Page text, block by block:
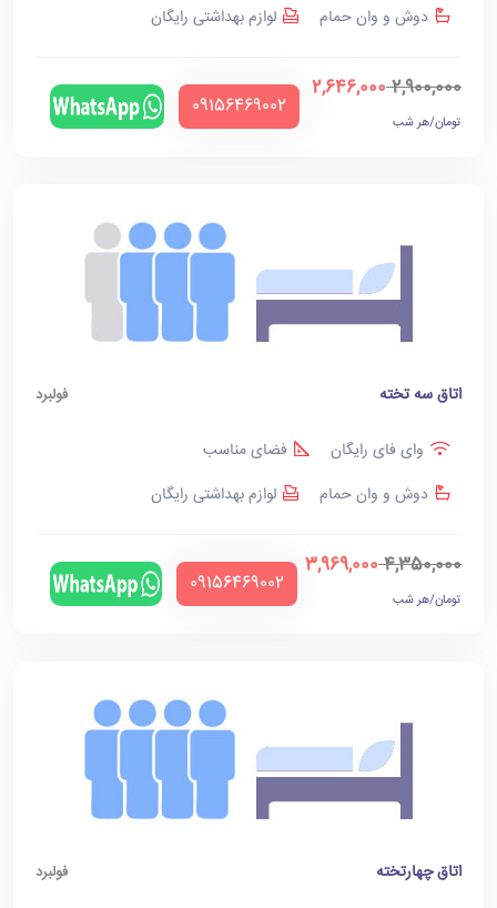
دوش و وان حمام
لوازم بهداشتی رایگان
2,900,000
2,646,000
تومان/هر شب
‪09156469002‬
اتاق سه تخته فولبرد
وای فای رایگان
فضای مناسب
دوش و وان حمام
لوازم بهداشتی رایگان
4,350,000
3,969,000
تومان/هر شب
‪09156469002‬
اتاق چهارتخته فولبرد